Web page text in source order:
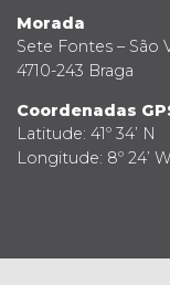
Morada
Sete Fontes – São
4710-243 Braga
Coordenadas
Latitude: 41º 34’ N
Longitude: 8º 24’ W